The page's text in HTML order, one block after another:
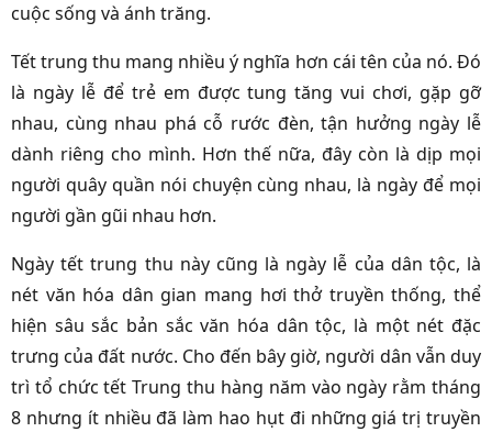
cuộc sống và ánh trăng.
Tết trung thu mang nhiều ý nghĩa hơn cái tên của nó. Đó
là ngày lễ để trẻ em được tung tăng vui chơi, gặp gỡ
nhau, cùng nhau phá cỗ rước đèn, tận hưởng ngày lễ
dành riêng cho mình. Hơn thế nữa, đây còn là dịp mọi
người quây quần nói chuyện cùng nhau, là ngày để mọi
người gần gũi nhau hơn.
Ngày tết trung thu này cũng là ngày lễ của dân tộc, là
nét văn hóa dân gian mang hơi thở truyền thống, thể
hiện sâu sắc bản sắc văn hóa dân tộc, là một nét đặc
trưng của đất nước. Cho đến bây giờ, người dân vẫn duy
trì tổ chức tết Trung thu hàng năm vào ngày rằm tháng
8 nhưng ít nhiều đã làm hao hụt đi những giá trị truyền